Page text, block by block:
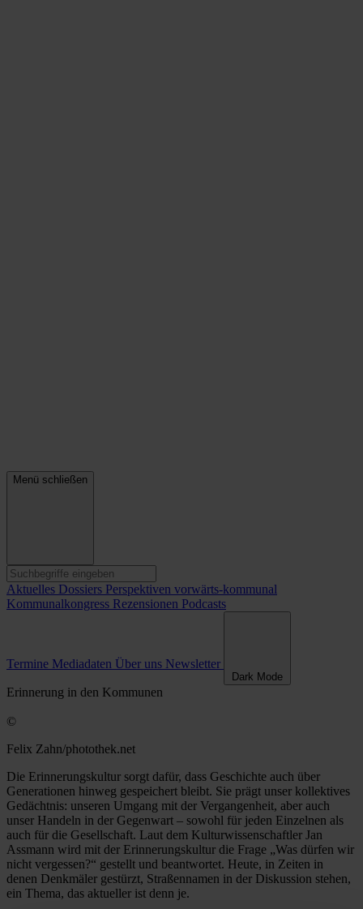
Menü schließen
Aktuelles Dossiers Perspektiven vorwärts-kommunal
Kommunalkongress Rezensionen Podcasts
Termine Mediadaten Über uns Newsletter
Dark Mode
Erinnerung in den Kommunen
©
Felix Zahn/photothek.net
Die Erinnerungskultur sorgt dafür, dass ­Geschichte auch über
Generationen hinweg gespeichert bleibt. Sie prägt unser kollektives
Gedächtnis: ­unseren Umgang mit der Vergangenheit, aber auch
unser Handeln in der Gegenwart – sowohl für jeden Einzelnen als
auch für die Gesellschaft. Laut dem Kulturwissenschaftler Jan
Assmann wird mit der Erinnerungskultur die Frage „Was dürfen wir
nicht vergessen?“ gestellt und beantwortet. Heute, in Zeiten in
denen Denkmäler gestürzt, Straßennamen in der Diskussion stehen,
ein Thema, das aktueller ist denn je.